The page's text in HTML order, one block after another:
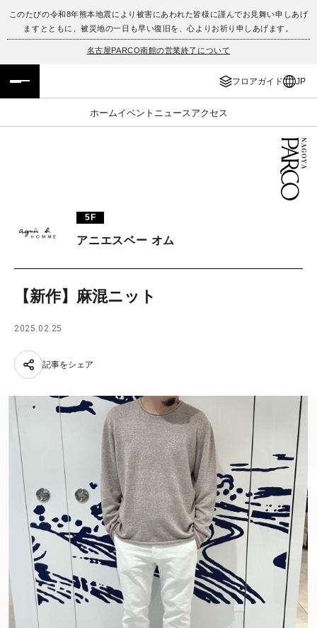
このたびの令和8年熊本地震により被害にあわれた皆様に謹んでお見舞い申しあげ
ますとともに、被災地の一日も早い復旧を、心よりお祈り申しあげます。
名古屋PARCO南館の営業終了について
フロアガイド JP
ホームイベント ニュース アクセス
フロアガイド
イベント・ポップアップ
TAX FREE
JP
ENGLISH
5F
アニエスベー オム
【新作】麻混ニット
2025.02.25
記事をシェア